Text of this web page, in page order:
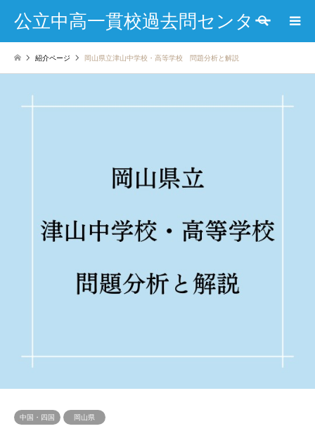
公立中高一貫校過去問センター 検索
紹介ページ 岡山県立津山中学校・高等学校 問題分析と解説
中国・四国 岡山県